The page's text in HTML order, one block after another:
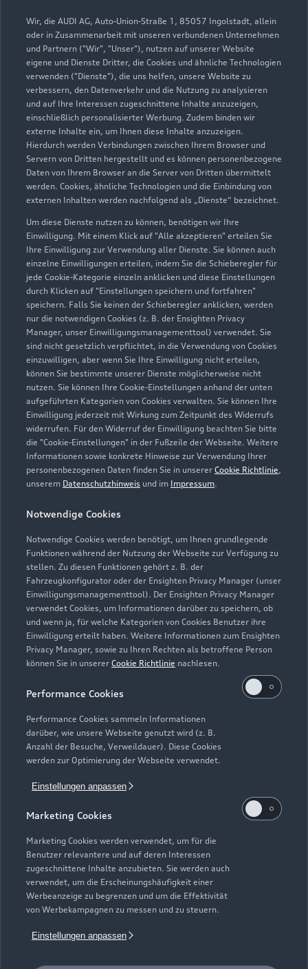
Wir, die AUDI AG, Auto-Union-Straße 1, 85057 Ingolstadt, allein
oder in Zusammenarbeit mit unseren verbundenen Unternehmen
und Partnern ("Wir", "Unser"), nutzen auf unserer Website
eigene und Dienste Dritter, die Cookies und ähnliche Technologien
verwenden ("Dienste"), die uns helfen, unsere Website zu
verbessern, den Datenverkehr und die Nutzung zu analysieren
und auf Ihre Interessen zugeschnittene Inhalte anzuzeigen,
einschließlich personalisierter Werbung. Zudem binden wir
externe Inhalte ein, um Ihnen diese Inhalte anzuzeigen.
Hierdurch werden Verbindungen zwischen Ihrem Browser und
Servern von Dritten hergestellt und es können personenbezogene
Daten von Ihrem Browser an die Server von Dritten übermittelt
werden. Cookies, ähnliche Technologien und die Einbindung von
externen Inhalten werden nachfolgend als „Dienste“ bezeichnet.
Um diese Dienste nutzen zu können, benötigen wir Ihre
Einwilligung. Mit einem Klick auf "Alle akzeptieren" erteilen Sie
Ihre Einwilligung zur Verwendung aller Dienste. Sie können auch
einzelne Einwilligungen erteilen, indem Sie die Schieberegler für
jede Cookie-Kategorie einzeln anklicken und diese Einstellungen
durch Klicken auf "Einstellungen speichern und fortfahren"
speichern. Falls Sie keinen der Schieberegler anklicken, werden
nur die notwendigen Cookies (z. B. der Ensighten Privacy
Manager, unser Einwilligungsmanagementtool) verwendet. Sie
sind nicht gesetzlich verpflichtet, in die Verwendung von Cookies
einzuwilligen, aber wenn Sie Ihre Einwilligung nicht erteilen,
können Sie bestimmte unserer Dienste möglicherweise nicht
nutzen. Sie können Ihre Cookie-Einstellungen anhand der unten
aufgeführten Kategorien von Cookies verwalten. Sie können Ihre
Einwilligung jederzeit mit Wirkung zum Zeitpunkt des Widerrufs
widerrufen. Für den Widerruf der Einwilligung beachten Sie bitte
die "Cookie-Einstellungen" in der Fußzeile der Webseite. Weitere
Informationen sowie konkrete Hinweise zur Verwendung Ihrer
personenbezogenen Daten finden Sie in unserer Cookie Richtlinie,
unserem Datenschutzhinweis und im Impressum.
Notwendige Cookies
Notwendige Cookies werden benötigt, um Ihnen grundlegende
Funktionen während der Nutzung der Webseite zur Verfügung zu
stellen. Zu diesen Funktionen gehört z. B. der
Fahrzeugkonfigurator oder der Ensighten Privacy Manager (unser
Einwilligungsmanagementtool). Der Ensighten Privacy Manager
verwendet Cookies, um Informationen darüber zu speichern, ob
und wenn ja, für welche Kategorien von Cookies Benutzer ihre
Einwilligung erteilt haben. Weitere Informationen zum Ensighten
Privacy Manager, sowie zu Ihren Rechten als betroffene Person
können Sie in unserer Cookie Richtlinie nachlesen.
Performance Cookies
Performance Cookies sammeln Informationen
darüber, wie unsere Webseite genutzt wird (z. B.
Anzahl der Besuche, Verweildauer). Diese Cookies
werden zur Optimierung der Webseite verwendet.
Einstellungen anpassen
Marketing Cookies
Marketing Cookies werden verwendet, um für die
Benutzer relevantere und auf deren Interessen
zugeschnittene Inhalte anzubieten. Sie werden auch
verwendet, um die Erscheinungshäufigkeit einer
Werbeanzeige zu begrenzen und um die Effektivität
von Werbekampagnen zu messen und zu steuern.
Einstellungen anpassen
Zurück nach oben
Modelle
Elektromodelle
Plug-in-Hybride
Neuwagensuche
Gebrauchtwagensuche
Geschäftskunden
Service & Zubehör
Saisonale Angebote
Audi Services
Garantie
Audi digital services
myAudi
Support
Audi Code
Häufige Fragen (FAQ)
Audi Online Beratung
Online-Terminvereinbarung
Servicekontakt
Über Audi
Unternehmen
Karriere
Investor Relations
© 2026 AUDI AG. Alle Rechte vorbehalten
Impressum Rechtliches